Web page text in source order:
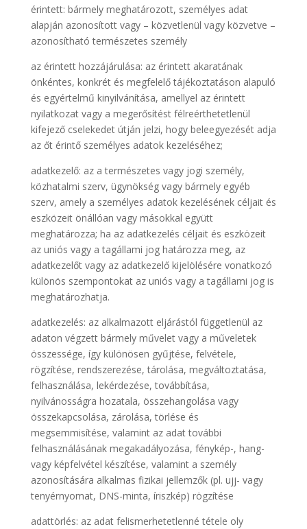
érintett: bármely meghatározott, személyes adat
alapján azonosított vagy – közvetlenül vagy közvetve –
azonosítható természetes személy
az érintett hozzájárulása: az érintett akaratának
önkéntes, konkrét és megfelelő tájékoztatáson alapuló
és egyértelmű kinyilvánítása, amellyel az érintett
nyilatkozat vagy a megerősítést félreérthetetlenül
kifejező cselekedet útján jelzi, hogy beleegyezését adja
az őt érintő személyes adatok kezeléséhez;
adatkezelő: az a természetes vagy jogi személy,
közhatalmi szerv, ügynökség vagy bármely egyéb
szerv, amely a személyes adatok kezelésének céljait és
eszközeit önállóan vagy másokkal együtt
meghatározza; ha az adatkezelés céljait és eszközeit
az uniós vagy a tagállami jog határozza meg, az
adatkezelőt vagy az adatkezelő kijelölésére vonatkozó
különös szempontokat az uniós vagy a tagállami jog is
meghatározhatja.
adatkezelés: az alkalmazott eljárástól függetlenül az
adaton végzett bármely művelet vagy a műveletek
összessége, így különösen gyűjtése, felvétele,
rögzítése, rendszerezése, tárolása, megváltoztatása,
felhasználása, lekérdezése, továbbítása,
nyilvánosságra hozatala, összehangolása vagy
összekapcsolása, zárolása, törlése és
megsemmisítése, valamint az adat további
felhasználásának megakadályozása, fénykép-, hang-
vagy képfelvétel készítése, valamint a személy
azonosítására alkalmas fizikai jellemzők (pl. ujj- vagy
tenyérnyomat, DNS-minta, íriszkép) rögzítése
adattörlés: az adat felismerhetetlenné tétele oly